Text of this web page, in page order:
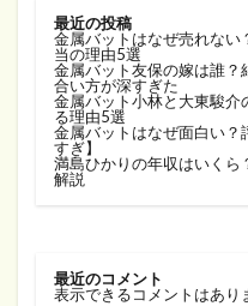
最近の投稿
金属バットはなぜ売れな
当の理由5選
金属バット友保の嫁は誰？
合い方が深すぎた
金属バット小林と大東駿介
る理由5選
金属バットはなぜ面白い？
すぎ】
満島ひかりの年収はいく
解説
最近のコメント
表示できるコメントはあり